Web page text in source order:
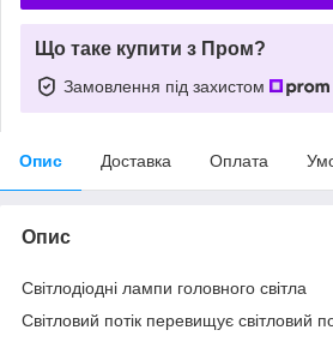
Що таке купити з Пром?
Замовлення під захистом
Опис Доставка Оплата
Опис
Світлодіодні лампи головного світла
Світловий потік перевищує світловий